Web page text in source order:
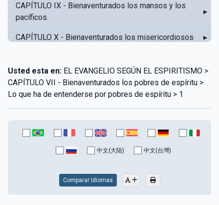
CAPÍTULO IX - Bienaventurados los mansos y los
pacíficos.
▸
CAPÍTULO X - Bienaventurados los misericordiosos ▸
CAPÍTULO XII - Amad a vuestros enemigos
CAPÍTULO XIII - No sepa tu izquierda lo que hace tu
derecha
CAPÍTULO XIV - Honra a tu padre y a tu madre
CAPÍTULO XV - Sin caridad no hay salvación
Usted esta en: EL EVANGELIO SEGÚN EL ESPIRITISMO >
CAPÍTULO VII - Bienaventurados los pobres de espíritu >
Lo que ha de entenderse por pobres de espíritu > 1
中文(大陆) 中文(台灣)
Comparar Idiomas